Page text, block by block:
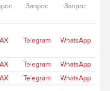
Запрос Запрос
Telegram WhatsApp
Telegram
WhatsApp
Telegram
WhatsApp